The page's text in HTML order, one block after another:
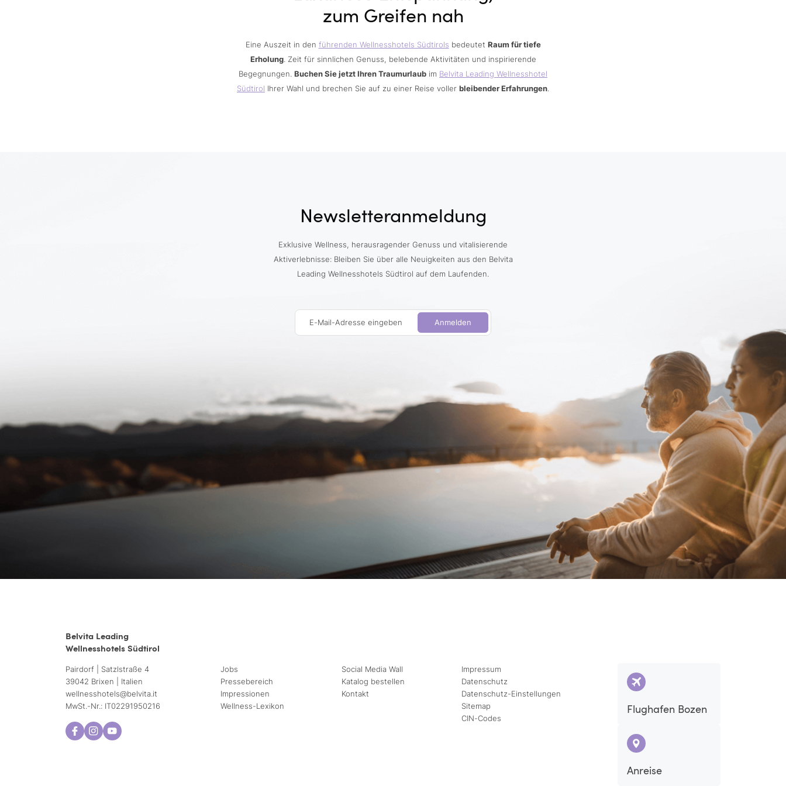
zum Greifen nah
Eine Auszeit in den führenden Wellnesshotels Südtirols bedeutet Raum für tiefe
Erholung. Zeit für sinnlichen Genuss, belebende Aktivitäten und inspirierende
Begegnungen. Buchen Sie jetzt Ihren Traumurlaub im Belvita Leading Wellnesshotel
Südtirol Ihrer Wahl und brechen Sie auf zu einer Reise voller bleibender Erfahrungen.
Newsletteranmeldung
Exklusive Wellness, herausragender Genuss und vitalisierende
Aktiverlebnisse: Bleiben Sie über alle Neuigkeiten aus den Belvita
Leading Wellnesshotels Südtirol auf dem Laufenden.
E-Mail-Adresse eingeben Anmelden
Belvita Leading
Wellnesshotels Südtirol
Pairdorf | Satzlstraße 4
39042 Brixen | Italien
wellnesshotels@belvita.it
MwSt.-Nr.: IT02291950216
Jobs
Pressebereich
Impressionen
Wellness-Lexikon
Social Media Wall
Katalog bestellen
Kontakt
Impressum
Datenschutz
Datenschutz-Einstellungen
Sitemap
CIN-Codes
Flughafen Bozen
Anreise